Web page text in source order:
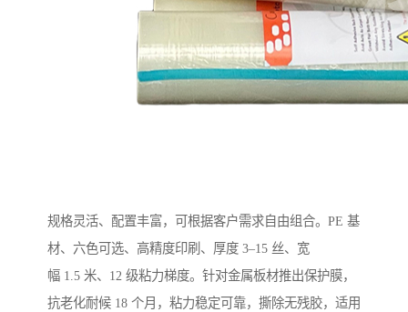
规格灵活、配置丰富，可根据客户需求自由组合。PE 基
材、六色可选、高精度印刷、厚度 3–15 丝、宽
幅 1.5 米、12 级粘力梯度。针对金属板材推出保护膜，
抗老化耐候 18 个月，粘力稳定可靠，撕除无残胶，适用